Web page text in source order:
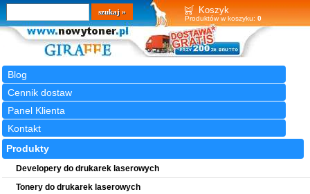
Koszyk
Produktów w koszyku: 0
Blog
Cennik dostaw
Panel Klienta
Kontakt
Wyszukiwarka
szukaj
Produkty
Developery do drukarek laserowych
Tonery do drukarek laserowych